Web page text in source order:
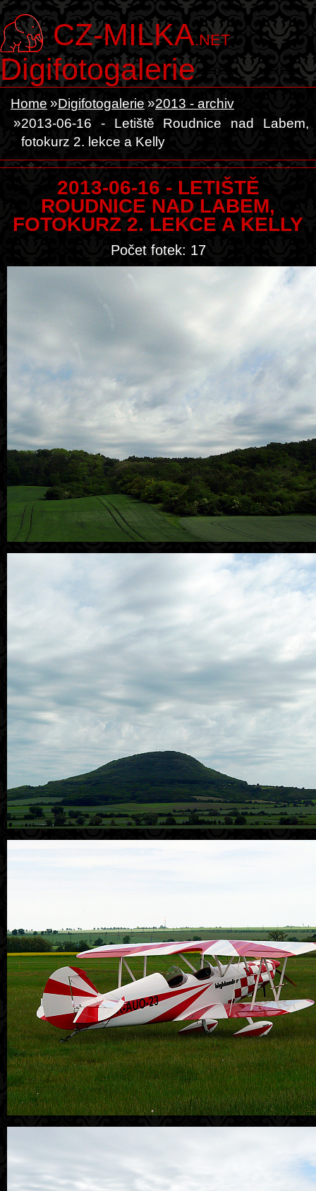
CZ-MILKA.NET
Digifotogalerie
Home Digifotogalerie
2013 - archiv
2013-06-16 - Letiště Roudnice nad Labem,
fotokurz 2. lekce a Kelly
2013-06-16 - LETIŠTĚ
ROUDNICE NAD LABEM,
FOTOKURZ 2. LEKCE A KELLY
Počet fotek: 17